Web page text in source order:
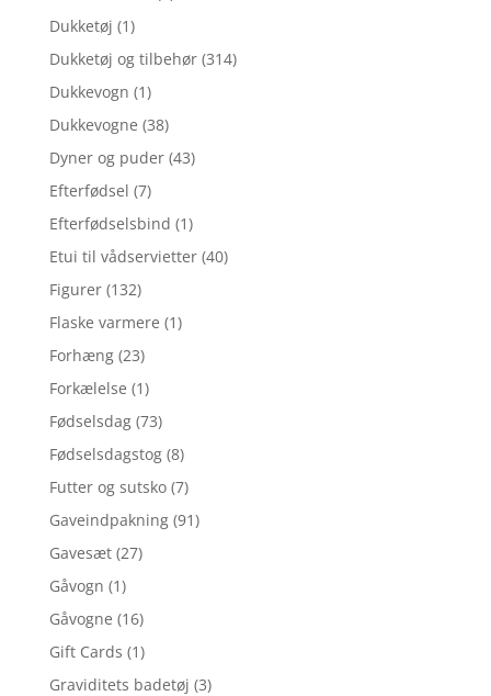
Dukketøj (1)
Dukketøj og tilbehør (314)
Dukkevogn (1)
Dukkevogne (38)
Dyner og puder (43)
Efterfødsel (7)
Efterfødselsbind (1)
Etui til vådservietter (40)
Figurer (132)
Flaske varmere (1)
Forhæng (23)
Forkælelse (1)
Fødselsdag (73)
Fødselsdagstog (8)
Futter og sutsko (7)
Gaveindpakning (91)
Gavesæt (27)
Gåvogn (1)
Gåvogne (16)
Gift Cards (1)
Graviditets badetøj (3)